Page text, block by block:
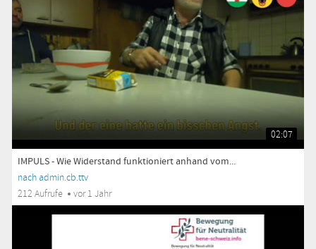
02:07
IMPULS - Wie Widerstand funktioniert anhand vom...
nach admin.cb.ttv
212 Aufrufe
vor 1 Jahr